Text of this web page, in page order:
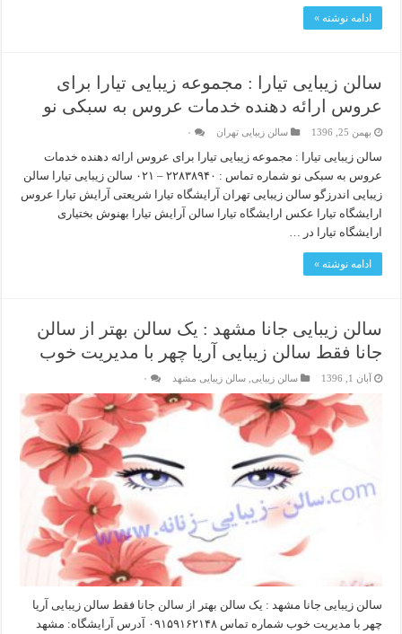
ادامه نوشته »
سالن زیبایی تیارا : مجموعه زیبایی تیارا برای
عروس ارائه دهنده خدمات عروس به سبکی نو
بهمن 25, 1396 سالن زیبایی تهران ۰
سالن زیبایی تیارا : مجموعه زیبایی تیارا برای عروس ارائه دهنده خدمات
عروس به سبکی نو شماره تماس : ۲۲۸۳۸۹۴۰ – ۰۲۱ سالن زیبایی تیارا سالن
زیبایی اندرزگو سالن زیبایی تهران آرایشگاه تیارا شریعتی آرایش تیارا عروس
ارایشگاه تیارا عکس ارایشگاه تیارا سالن آرایش تیارا بهنوش بختیاری
ارایشگاه تیارا در …
ادامه نوشته »
سالن زیبایی جانا مشهد : یک سالن بهتر از سالن
جانا فقط سالن زیبایی آریا چهر با مدیریت خوب
آبان 1, 1396 سالن زیبایی ,سالن زیبایی مشهد ۰
سالن زیبایی جانا مشهد : یک سالن بهتر از سالن جانا فقط سالن زیبایی آریا
چهر با مدیریت خوب شماره تماس ۰۹۱۵۹۱۶۲۱۴۸ آدرس آرایشگاه: مشهد